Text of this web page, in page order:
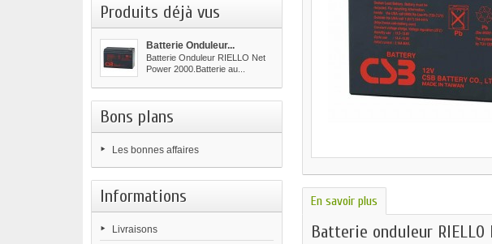
Produits déjà vus
Batterie Onduleur...
Batterie Onduleur RIELLO Net
Power 2000.Batterie au...
Bons plans
Les bonnes affaires
Informations
Livraisons
En savoir plus
Batterie onduleur